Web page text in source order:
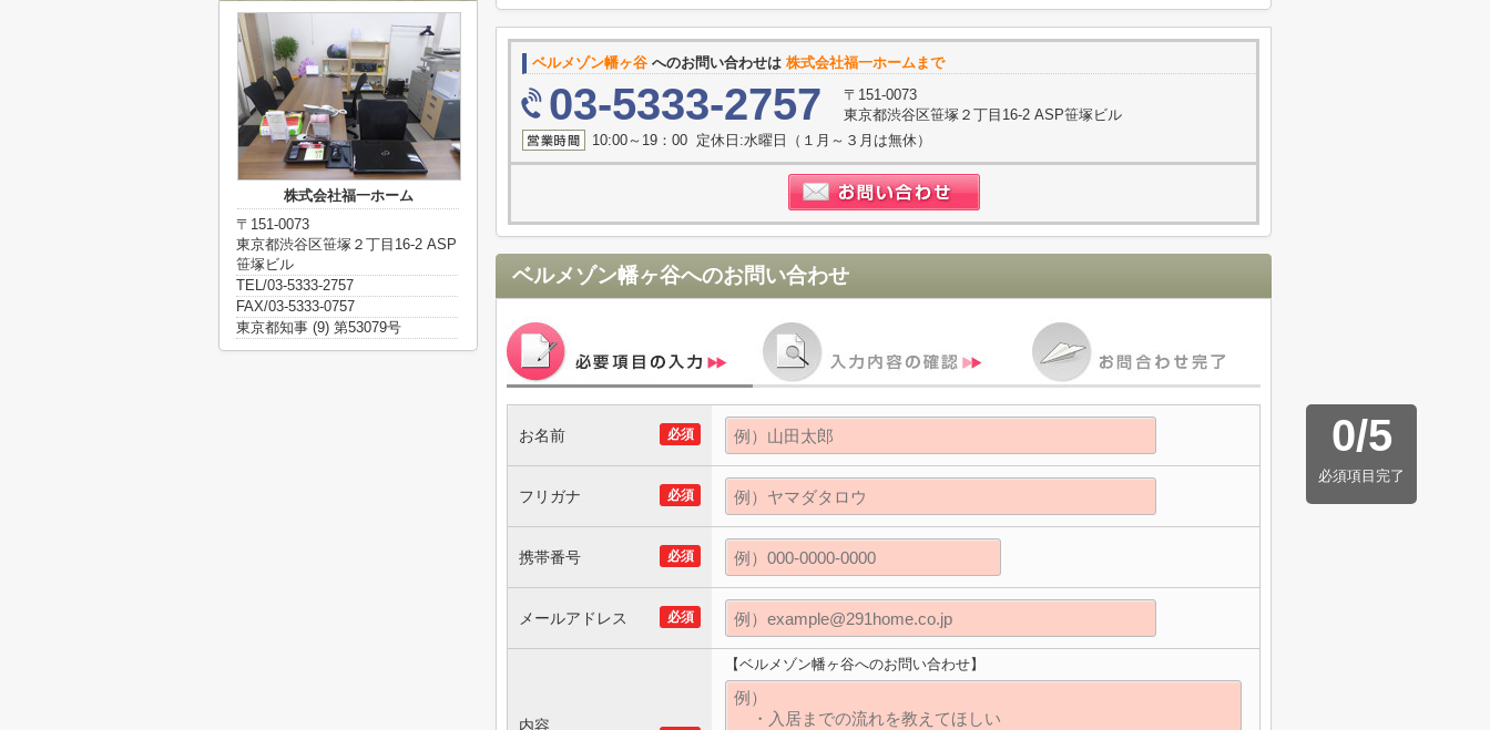
ベルメゾン幡ヶ谷 へのお問い合わせは 株式会社福一ホームまで
03-5333-2757
〒151-0073
東京都渋谷区笹塚２丁目16-2 ASP笹塚ビル
10:00～19：00 定休日:水曜日（１月～３月は無休）
ベルメゾン幡ヶ谷へのお問い合わせ
0/5
必須項目完了
必須
お名前
必須
フリガナ
必須
携帯番号
必須
メールアドレス
内容
【ベルメゾン幡ヶ谷へのお問い合わせ】
株式会社福一ホーム
〒151-0073
東京都渋谷区笹塚２丁目16-2 ASP
笹塚ビル
TEL/03-5333-2757
FAX/03-5333-0757
東京都知事 (9) 第53079号